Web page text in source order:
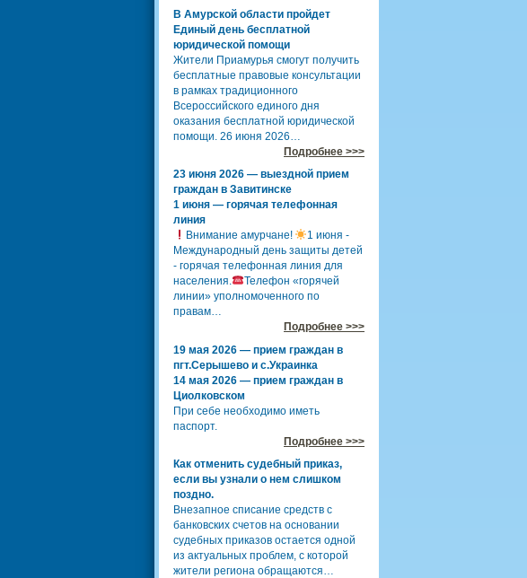
В Амурской области пройдет
Единый день бесплатной
юридической помощи
Жители Приамурья смогут получить
бесплатные правовые консультации
в рамках традиционного
Всероссийского единого дня
оказания бесплатной юридической
помощи. 26 июня 2026…
Подробнее >>>
23 июня 2026 — выездной прием
граждан в Завитинске
1 июня — горячая телефонная
линия
Внимание амурчане!
1 июня -
Международный день защиты детей
- горячая телефонная линия для
населения.
Телефон «горячей
линии» уполномоченного по
правам…
Подробнее >>>
19 мая 2026 — прием граждан в
пгт.Серышево и с.Украинка
14 мая 2026 — прием граждан в
Циолковском
При себе необходимо иметь
паспорт.
Подробнее >>>
Как отменить судебный приказ,
если вы узнали о нем слишком
поздно.
Внезапное списание средств с
банковских счетов на основании
судебных приказов остается одной
из актуальных проблем, с которой
жители региона обращаются…